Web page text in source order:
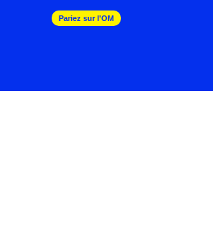
Pariez sur l'OM